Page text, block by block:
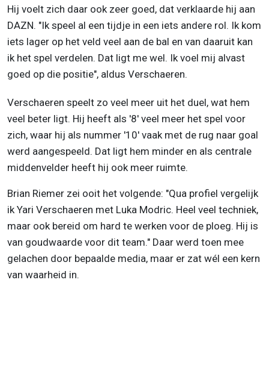
Hij voelt zich daar ook zeer goed, dat verklaarde hij aan
DAZN. "Ik speel al een tijdje in een iets andere rol. Ik kom
iets lager op het veld veel aan de bal en van daaruit kan
ik het spel verdelen. Dat ligt me wel. Ik voel mij alvast
goed op die positie", aldus Verschaeren.
Verschaeren speelt zo veel meer uit het duel, wat hem
veel beter ligt. Hij heeft als '8' veel meer het spel voor
zich, waar hij als nummer '10' vaak met de rug naar goal
werd aangespeeld. Dat ligt hem minder en als centrale
middenvelder heeft hij ook meer ruimte.
Brian Riemer zei ooit het volgende: "Qua profiel vergelijk
ik Yari Verschaeren met Luka Modric. Heel veel techniek,
maar ook bereid om hard te werken voor de ploeg. Hij is
van goudwaarde voor dit team." Daar werd toen mee
gelachen door bepaalde media, maar er zat wél een kern
van waarheid in.